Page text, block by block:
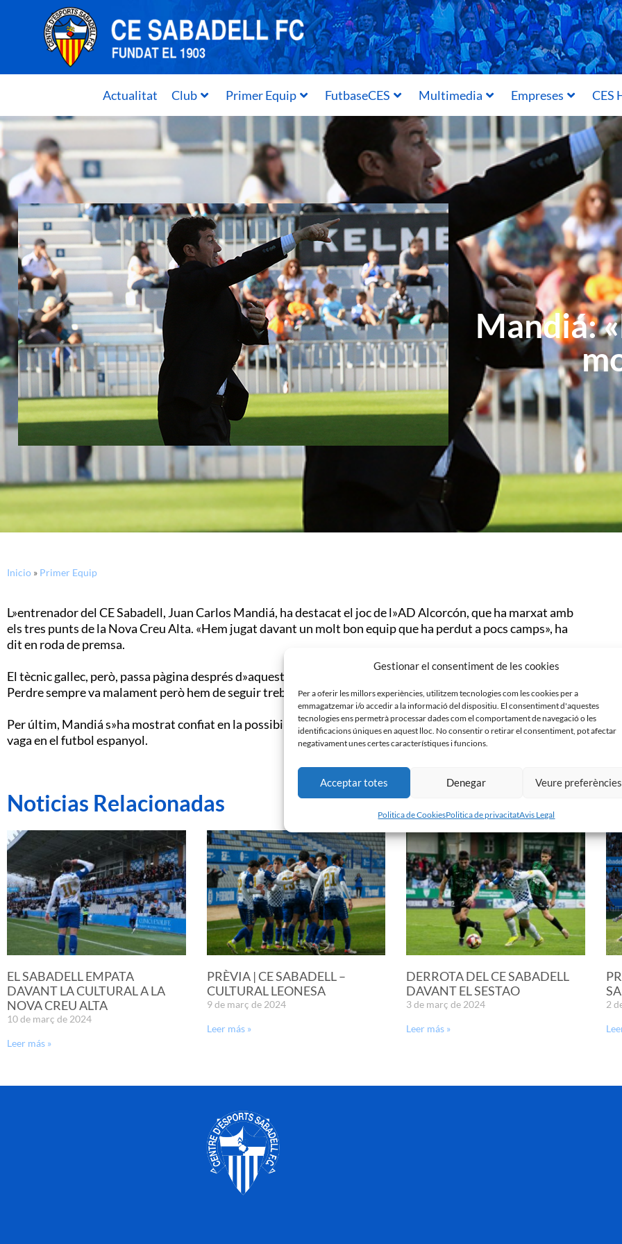
Gestionar el consentiment de les cookies
Per a oferir les millors experiències, utilitzem tecnologies com les cookies per a
emmagatzemar i/o accedir a la informació del dispositiu. El consentiment d'aquestes
tecnologies ens permetrà processar dades com el comportament de navegació o les
identificacions úniques en aquest lloc. No consentir o retirar el consentiment, pot afectar
negativament unes certes característiques i funcions.
Acceptar totes Denegar Veure preferències
Politica de CookiesPolitica de privacitatAvis Legal
Actualitat Club Primer Equip FutbaseCES Multimedia Empreses CES
Mandiá:
Inicio » Primer Equip
L»entrenador del CE Sabadell, Juan Carlos Mandiá, ha destacat el joc de l»AD Alcorcón, que ha marxat amb
els tres punts de la Nova Creu Alta. «Hem jugat davant un molt bon equip que ha perdut a pocs camps», ha
dit en roda de premsa.
El tècnic gallec, però, passa pàgina després d»aquesta derrota. «Ara ens toca anar a guanyar a Leganés.
Perdre sempre va malament però hem de seguir treballant», ha comentat.
Per últim, Mandiá s»ha mostrat confiat en la possibilitat de jugar el pròxim compromís tot i la possibilitat de
vaga en el futbol espanyol.
Noticias Relacionadas
EL SABADELL EMPATA
DAVANT LA CULTURAL A LA
NOVA CREU ALTA
10 de març de 2024
Leer más »
PRÈVIA | CE SABADELL –
CULTURAL LEONESA
9 de març de 2024
Leer más »
DERROTA DEL CE SABADELL
DAVANT EL SESTAO
3 de març de 2024
Leer más »
2